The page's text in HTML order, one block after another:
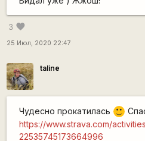
3 favorite
25 Июл, 2020 22:47
taline
Чудесно прокатилась :)
https://www.strava.com/
22535745173664996